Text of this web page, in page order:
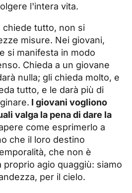
l'intera vita.
chiede tutto, non si
misure. Nei giovani,
si manifesta in modo
Chieda a un giovane
nulla; gli chieda molto, e
tutto, e le darà più di
I giovani vogliono
valga la pena di dare la
come esprimerlo a
che il loro destino
che non è
agio quaggiù: siamo
per il cielo.